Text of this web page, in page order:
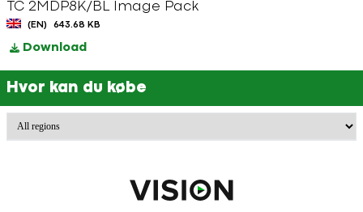
TC 2MDP8K/BL Image Pack
(EN) 643.68 KB
Download
Hvor kan du købe